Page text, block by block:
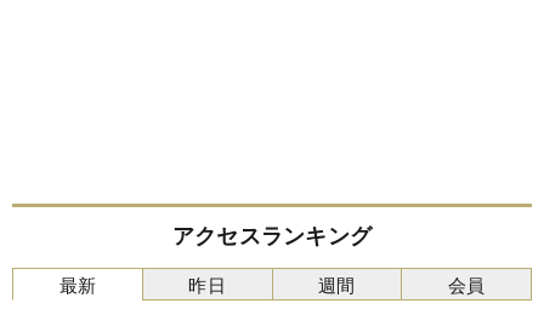
アクセスランキング
最新 昨日 週間 会員